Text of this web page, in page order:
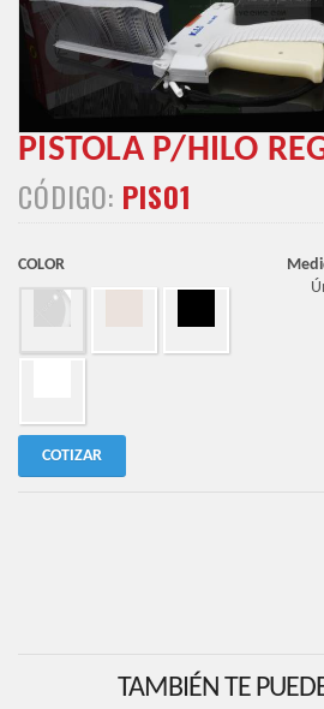
PISTOLA P/HILO
CÓDIGO: PIS01
COLOR
COTIZAR
TAMBIÉN TE